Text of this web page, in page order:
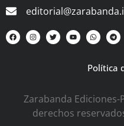
Política
Zarabanda
derechos